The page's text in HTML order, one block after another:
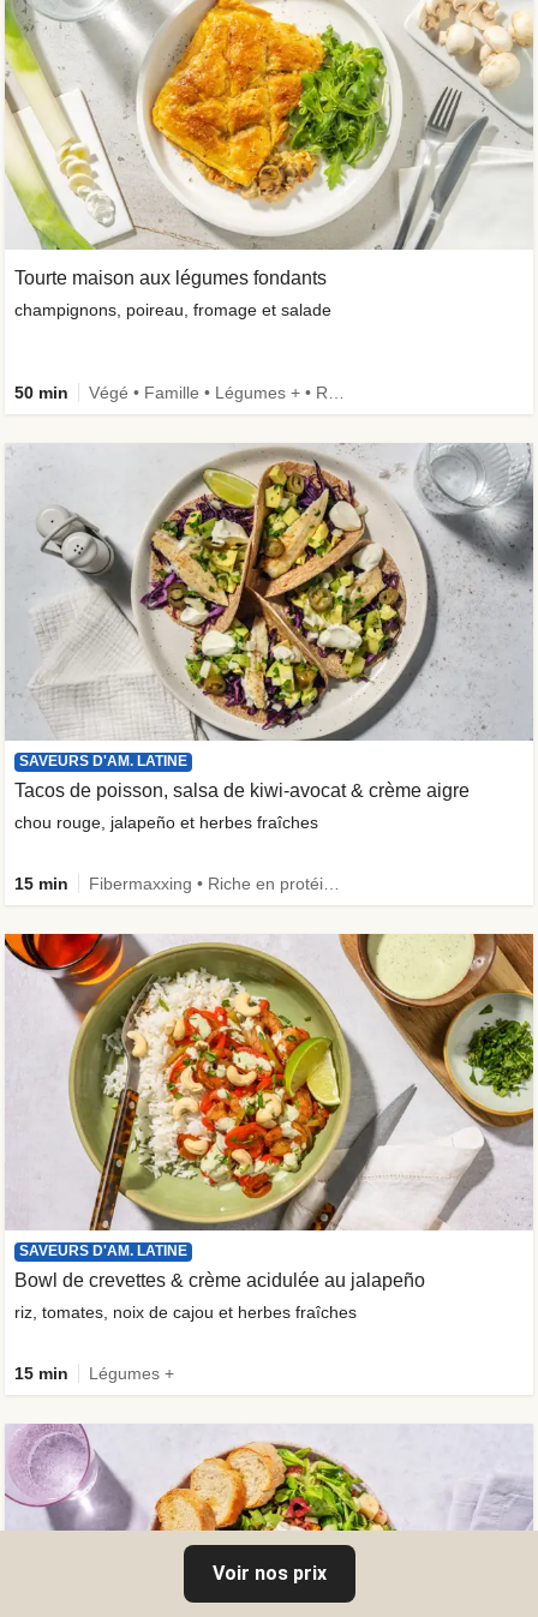
Tourte maison aux légumes fondants
champignons, poireau, fromage et salade
50 min
SAVEURS D'AM. LATINE
Tacos de poisson, salsa de kiwi-avocat & crème aigre
chou rouge, jalapeño et herbes fraîches
15 min
SAVEURS D'AM. LATINE
Bowl de crevettes & crème acidulée au jalapeño
riz, tomates, noix de cajou et herbes fraîches
15 min Légumes +
Voir nos prix